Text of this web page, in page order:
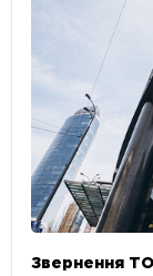
Звернення